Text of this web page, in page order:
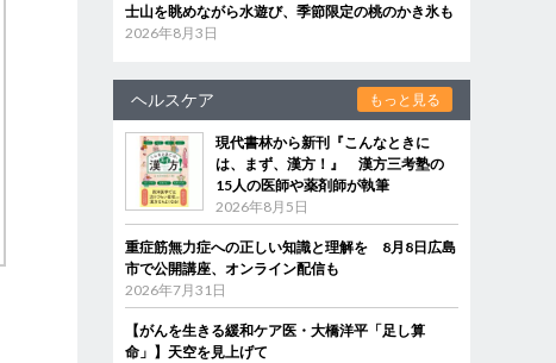
士山を眺めながら水遊び、季節限定の桃のかき氷も
2026年8月3日
ヘルスケア もっと見る
現代書林から新刊『こんなときに
は、まず、漢方！』 漢方三考塾の
15人の医師や薬剤師が執筆
2026年8月5日
重症筋無力症への正しい知識と理解を 8月8日広島
市で公開講座、オンライン配信も
2026年7月31日
【がんを生きる緩和ケア医・大橋洋平「足し算
命」】天空を見上げて